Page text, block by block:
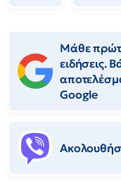
Μάθε
ειδήσεις.
Google